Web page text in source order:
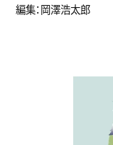
編集：岡澤浩太郎